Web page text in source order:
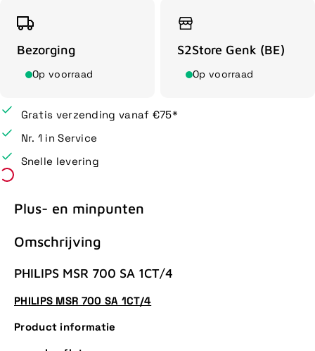
Bezorging
Op voorraad
S2Store Genk (BE)
Op voorraad
Gratis verzending vanaf €75*
Nr. 1 in Service
Snelle levering
Plus- en minpunten
Omschrijving
PHILIPS MSR 700 SA 1CT/4
PHILIPS MSR 700 SA 1CT/4
Product informatie